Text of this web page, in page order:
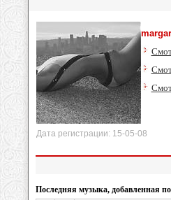
Дата регистрации: 15-05-08
Последняя музыка, добавленная